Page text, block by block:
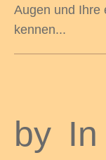
Augen und Ihre
kennen...
by In